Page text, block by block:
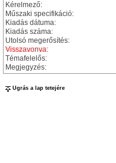
Kérelmező:
Műszaki specifikáció:
Kiadás dátuma:
Kiadás száma:
Utolsó megerősítés:
Visszavonva:
Témafelelős:
Megjegyzés:
Ugrás a lap tetejére